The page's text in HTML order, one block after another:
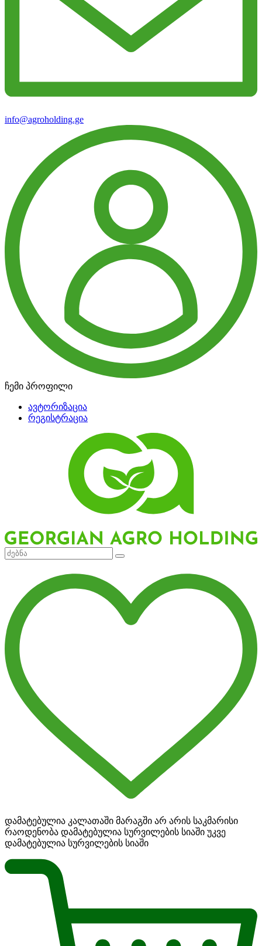
info@agroholding.ge
ჩემი პროფილი
ავტორიზაცია
რეგისტრაცია
დამატებულია კალათაში მარაგში არ არის საკმარისი
რაოდენობა დამატებულია სურვილების სიაში უკვე
დამატებულია სურვილების სიაში